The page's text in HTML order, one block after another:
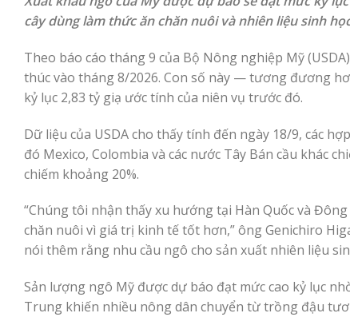
cây dùng làm thức ăn chăn nuôi và nhiên liệu sinh
Theo báo cáo tháng 9 của Bộ Nông nghiệp Mỹ
thúc vào tháng 8/2026. Con số này — tương đương
kỷ lục 2,83 tỷ giạ ước tính của niên vụ trước đó.
Dữ liệu của USDA cho thấy tính đến ngày 18/9, các
đó Mexico, Colombia và các nước Tây Bán cầu khác
chiếm khoảng 20%.
“Chúng tôi nhận thấy xu hướng tại Hàn Quốc và
chăn nuôi vì giá trị kinh tế tốt hơn,” ông Genichiro
nói thêm rằng nhu cầu ngô cho sản xuất nhiên liệu
Sản lượng ngô Mỹ được dự báo đạt mức cao kỷ lục
Trung khiến nhiều nông dân chuyển từ trồng đậu